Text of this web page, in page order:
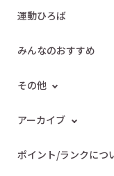
運動ひろば
みんなのおすすめ
その他
アーカイブ
ポイント/ランクにつ